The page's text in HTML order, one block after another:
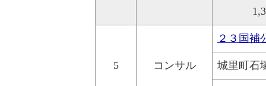
5 コンサル
２３国補
城里町石